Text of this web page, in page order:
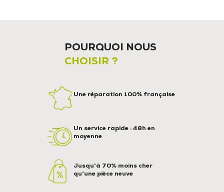
POURQUOI NOUS
CHOISIR ?
Une réparation 100% française
Un service rapide : 48h en
moyenne
Jusqu'à 70% moins cher
qu'une pièce neuve